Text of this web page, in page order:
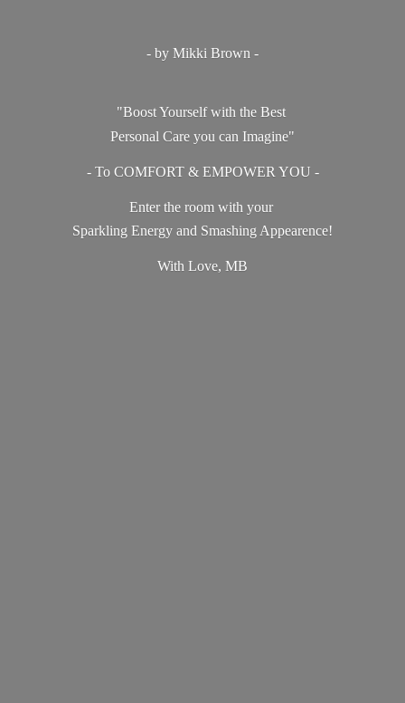
- by Mikki Brown -
"Boost Yourself with the Best
Personal Care you can Imagine"
- To COMFORT & EMPOWER YOU -
Enter the room with your
Sparkling Energy and Smashing Appearence!
With Love, MB